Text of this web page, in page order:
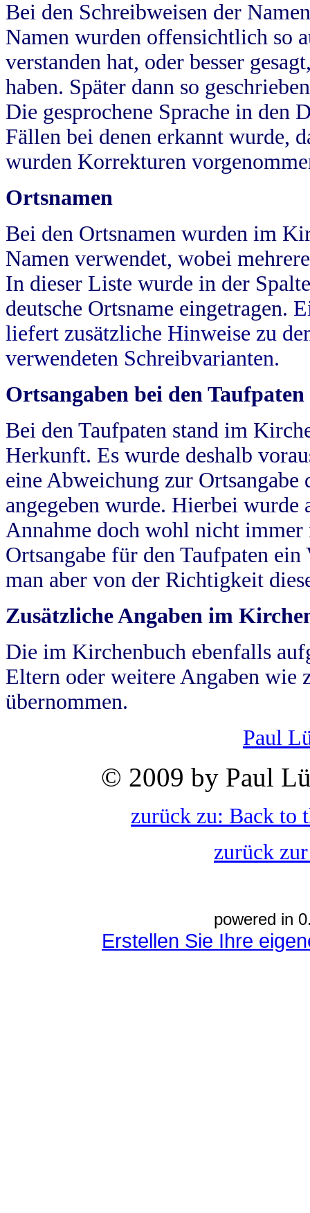
Bei den Schreibweisen der
Namen wurden offensichtlich so
verstanden hat, oder besser
haben. Später dann so
Die gesprochene Sprache in
Fällen bei denen erkannt wurde,
wurden Korrekturen
Ortsnamen
Bei den Ortsnamen wurden im
Namen verwendet, wobei
In dieser Liste wurde in der
deutsche Ortsname eingetragen.
liefert zusätzliche Hinweise zu
verwendeten Schreibvarianten.
Ortsangaben bei den Taufpaten
Bei den Taufpaten stand im
Herkunft. Es wurde deshalb
eine Abweichung zur
angegeben wurde. Hierbei wurde
Annahme doch wohl nicht
Ortsangabe für den Taufpaten
man aber von der Richtigkeit
Zusätzliche Angaben im
Die im Kirchenbuch ebenfalls
Eltern oder weitere Angaben wie
übernommen.
Paul
© 2009 by Paul
zurück zu: Back to
zurück
powered in
Erstellen Sie Ihre